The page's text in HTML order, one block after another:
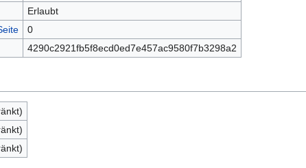
Erlaubt
0
4290c2921fb5f8ecd0ed7e457ac9580f7b3298a2